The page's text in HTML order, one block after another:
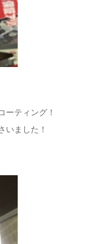
ーティング！
いました！